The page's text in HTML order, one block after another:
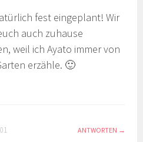
fest eingeplant! Wir
auch zuhause
weil ich Ayato immer von
erzähle. 🙂
ANTWORTEN